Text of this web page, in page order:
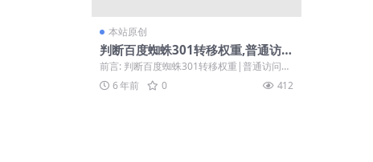
本站原创
判断百度蜘蛛301转移权重,普通访问
无效
前言: 判断百度蜘蛛301转移权重|普通访问不
跳转，如果对你有帮助就看看吧。 正...
6 年前 0 412